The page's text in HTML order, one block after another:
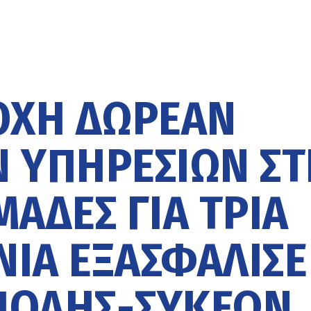
ΔΩΡΕΆΝ
ΓΙΑ ΤΡΊΑ